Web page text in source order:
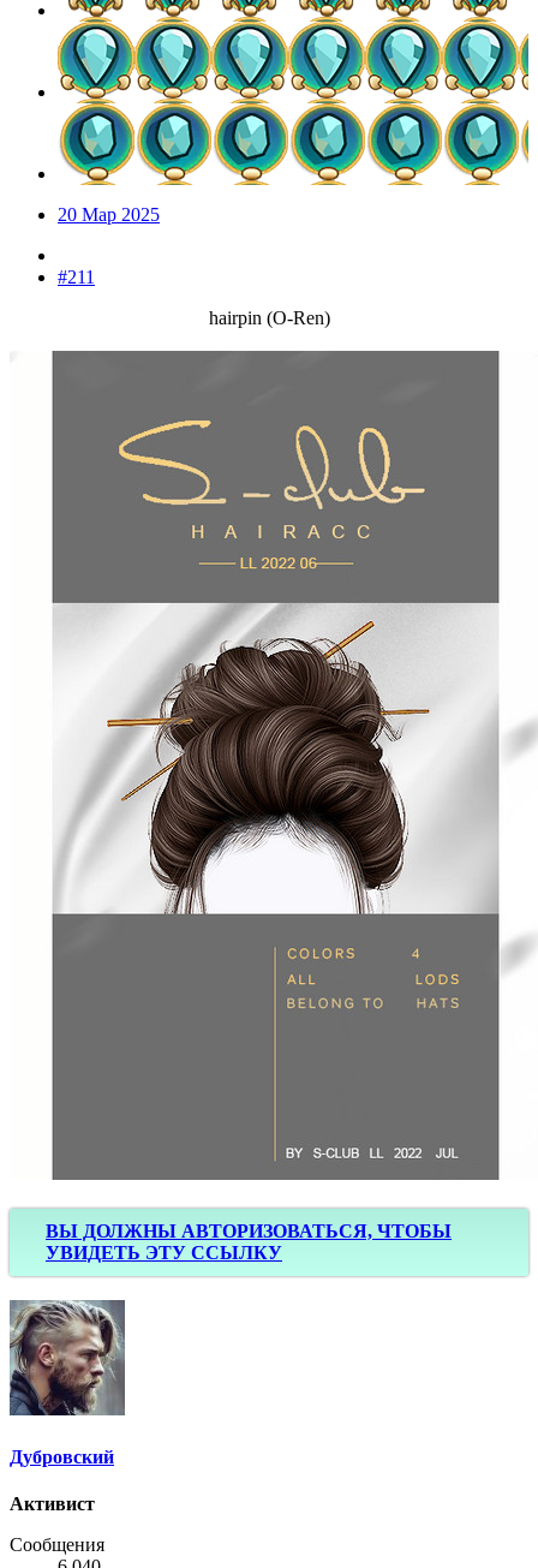
20 Мар 2025
#211
hairpin (O-Ren)
ВЫ ДОЛЖНЫ АВТОРИЗОВАТЬСЯ, ЧТОБЫ
УВИДЕТЬ ЭТУ ССЫЛКУ
Дубровский
Активист
Сообщения